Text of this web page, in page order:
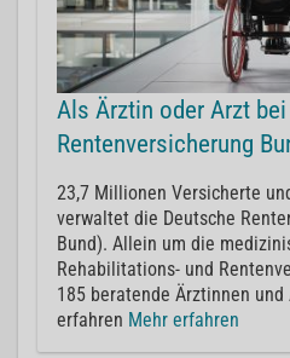
Als Ärztin oder Arzt
Rentenversicherung
23,7 Millionen Versicherte
verwaltet die Deutsche
Bund). Allein um die
Rehabilitations- und
185 beratende Ärztinnen und
erfahren Mehr erfahren